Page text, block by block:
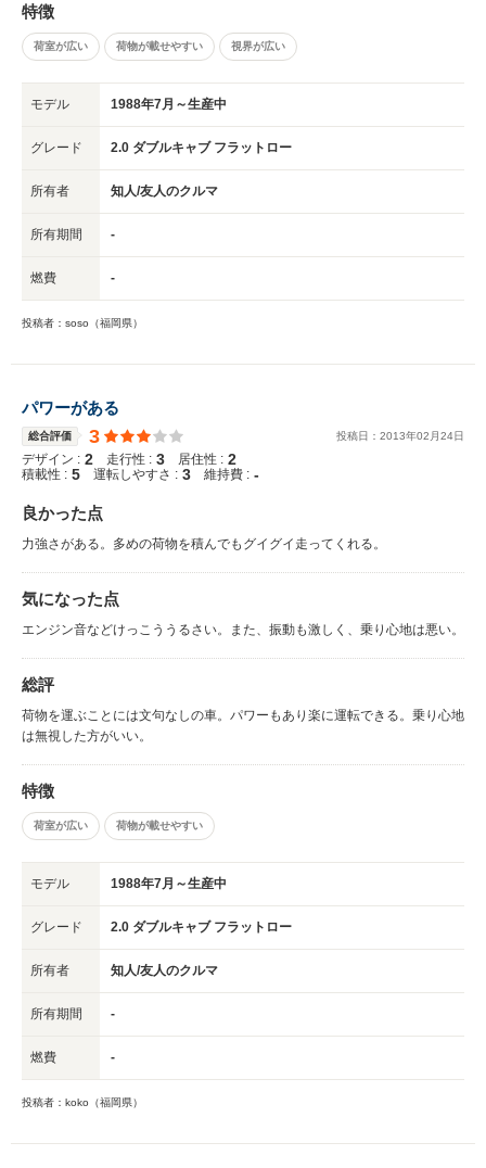
特徴
荷室が広い 荷物が載せやすい 視界が広い
モデル 1988年7月～生産中
グレード 2.0 ダブルキャブ フラットロー
所有者 知人/友人のクルマ
所有期間 -
燃費 -
投稿者：soso（福岡県）
パワーがある
総合評価 3 投稿日： 2013年02 月24日
デザイン : 2 走行性 : 3 居住性 : 2
積載性 : 5 運転しやすさ : 3 維持費 : -
良かった点
力強さがある。多めの荷物を積んでもグイグイ走ってくれる。
気になった点
エンジン音などけっこううるさい。また、振動も激しく、乗り心地は悪い。
総評
荷物を運ぶことには文句なしの車。パワーもあり楽に運転できる。乗り心地
は無視した方がいい。
特徴
荷室が広い 荷物が載せやすい
モデル 1988年7月～生産中
グレード 2.0 ダブルキャブ フラットロー
所有者 知人/友人のクルマ
所有期間 -
燃費 -
投稿者：koko（福岡県）